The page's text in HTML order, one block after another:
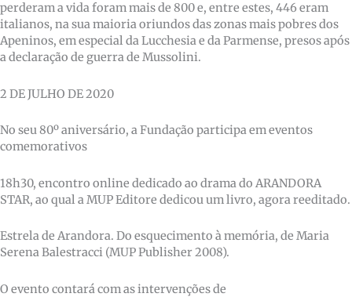
perderam a vida foram mais de 800 e, entre estes, 446 eram
italianos, na sua maioria oriundos das zonas mais pobres dos
Apeninos, em especial da Lucchesia e da Parmense, presos após
a declaração de guerra de Mussolini.
2 DE JULHO DE 2020
No seu 80º aniversário, a Fundação participa em eventos
comemorativos
18h30, encontro online dedicado ao drama do ARANDORA
STAR, ao qual a MUP Editore dedicou um livro, agora reeditado.
Estrela de Arandora. Do esquecimento à memória, de Maria
Serena Balestracci (MUP Publisher 2008).
O evento contará com as intervenções de